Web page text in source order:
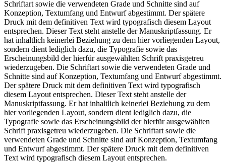
Schriftart sowie die verwendeten Grade und Schnitte sind auf
Konzeption, Textumfang und Entwurf abgestimmt. Der spätere
Druck mit dem definitiven Text wird typografisch diesem Layout
entsprechen. Dieser Text steht anstelle der Manuskriptfassung. Er
hat inhaltlich keinerlei Beziehung zu dem hier vorliegenden Layout,
sondern dient lediglich dazu, die Typografie sowie das
Erscheinungsbild der hierfür ausgewählten Schrift praxisgetreu
wiederzugeben. Die Schriftart sowie die verwendeten Grade und
Schnitte sind auf Konzeption, Textumfang und Entwurf abgestimmt.
Der spätere Druck mit dem definitiven Text wird typografisch
diesem Layout entsprechen. Dieser Text steht anstelle der
Manuskriptfassung. Er hat inhaltlich keinerlei Beziehung zu dem
hier vorliegenden Layout, sondern dient lediglich dazu, die
Typografie sowie das Erscheinungsbild der hierfür ausgewählten
Schrift praxisgetreu wiederzugeben. Die Schriftart sowie die
verwendeten Grade und Schnitte sind auf Konzeption, Textumfang
und Entwurf abgestimmt. Der spätere Druck mit dem definitiven
Text wird typografisch diesem Layout entsprechen.